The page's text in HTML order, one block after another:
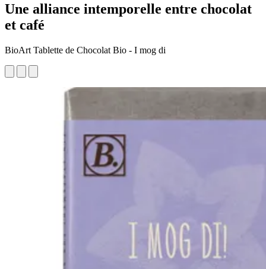
Une alliance intemporelle entre chocolat
et café
BioArt Tablette de Chocolat Bio - I mog di